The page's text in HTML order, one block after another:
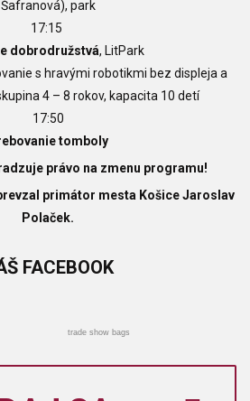
Šafranová), park
17:15
dobrodružstvá, LitPark
s hravými robotikmi bez displeja a
4 – 8 rokov, kapacita 10 detí
17:50
tomboly
právo na zmenu programu!
primátor mesta Košice Jaroslav
Polaček.
FACEBOOK
trade show bags